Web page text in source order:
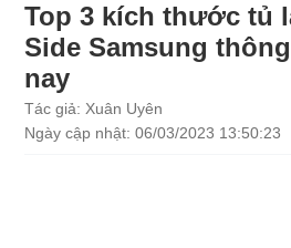
Top 3 kích thước tủ
Side Samsung
nay
Tác giả: Xuân Uyên
Ngày cập nhật: 06/03/2023 13:50:23